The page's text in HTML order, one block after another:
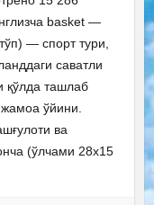
basket —
— спорт тури,
саватли
қўлда ташлаб
ўйини.
ва
(ўлчами 28х15